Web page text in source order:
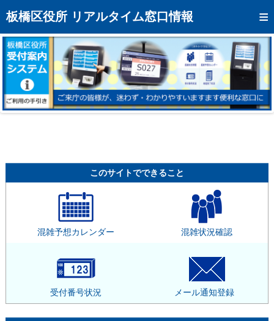
板橋区役所 リアルタイム窓口情報
トップページへ
混雑予想カレンダー
リアルタイム混雑状況
リアルタイム受付番号状況
メール通知登録
モバイルサイト
区役所フロアマップ
このサイトでできること
混雑予想カレンダー 混雑状況確認
受付番号状況 メール通知登録